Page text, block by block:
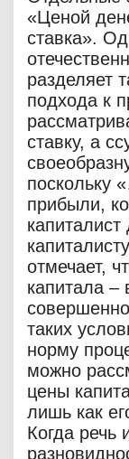
«Ценой
ставка».
разделяет
подхода к
ставку, а
поскольку
прибыли,
отмечает,
капитала –
таких
норму
можно
цены
лишь как
Когда речь